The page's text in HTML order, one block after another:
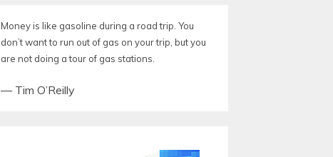
Money is like gasoline during a road trip. You
don’t want to run out of gas on your trip, but you
are not doing a tour of gas stations.
— Tim O’Reilly